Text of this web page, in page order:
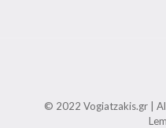
© 2022 Vogiatzakis.gr |